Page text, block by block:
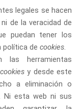
legales se hacen
de la veracidad de
puedan tener los
política de cookies.
las herramientas
cookiesy desde este
a eliminación o
Ni esta web ni sus